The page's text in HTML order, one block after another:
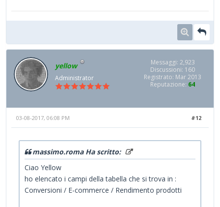
yellow
Administrator
Messaggi: 2,923
Discussioni: 160
Registrato: Mar 2013
Reputazione: 64
#12
03-08-2017, 06:08 PM
massimo.roma Ha scritto:
Ciao Yellow
ho elencato i campi della tabella che si trova in :
Conversioni / E-commerce / Rendimento prodotti